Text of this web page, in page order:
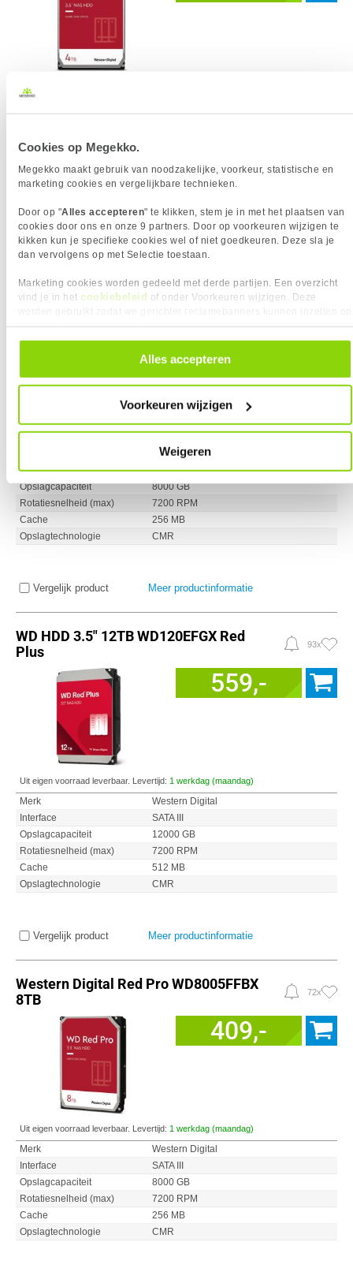
Cookies op Megekko.
Megekko maakt gebruik van noodzakelijke, voorkeur, statistische en
marketing cookies en vergelijkbare technieken.
Door op "Alles accepteren" te klikken, stem je in met het plaatsen van
cookies door ons en onze 9 partners. Door op voorkeuren wijzigen te
kikken kun je specifieke cookies wel of niet goedkeuren. Deze sla je
dan vervolgens op met Selectie toestaan.
Marketing cookies worden gedeeld met derde partijen. Een overzicht
vind je in het cookiebeleid of onder Voorkeuren wijzigen. Deze
andere websites. In onze cookievoorkeuren vind je een overzicht van
alle cookies. Je kunt je gegeven toestemming altijd intrekken, dit doe je
door in de footer van onze website te klikken op ‘Cookievoorkeuren’
Alles accepteren
Voorkeuren wijzigen
Weigeren
Rotatiesnelheid (max)
Cache
128 MB
Opslagtechnologie
CMR
Vergelijk product Meer productinformatie
Seagate HDD NAS 3.5" 8TB
ST8000NT001 Ironwolf Pro
112x
378,-
Uit eigen voorraad leverbaar. Levertijd:1 werkdag (maandag)
Seagate
Interface
SATA III
Opslagcapaciteit
8000 GB
Rotatiesnelheid (max)
7200 RPM
Cache
256 MB
Opslagtechnologie
CMR
Vergelijk product Meer productinformatie
WD HDD 3.5" 12TB WD120EFGX Red
Plus
93x
559,-
Uit eigen voorraad leverbaar. Levertijd: 1 werkdag (maandag)
Merk
Western Digital
Interface
SATA III
Opslagcapaciteit
12000 GB
Rotatiesnelheid (max)
7200 RPM
Cache
512 MB
Opslagtechnologie
CMR
Vergelijk product Meer productinformatie
Western Digital Red Pro WD8005FFBX
8TB
72x
409,-
Uit eigen voorraad leverbaar. Levertijd: 1 werkdag (maandag)
Merk
Western Digital
Interface
SATA III
Opslagcapaciteit
8000 GB
Rotatiesnelheid (max)
7200 RPM
Cache
256 MB
Opslagtechnologie
CMR